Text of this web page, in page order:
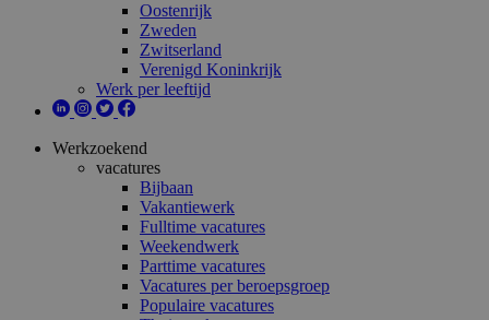
Oostenrijk
Zweden
Zwitserland
Verenigd Koninkrijk
Werk per leeftijd
Werkzoekend
vacatures
Bijbaan
Vakantiewerk
Fulltime vacatures
Weekendwerk
Parttime vacatures
Vacatures per beroepsgroep
Populaire vacatures